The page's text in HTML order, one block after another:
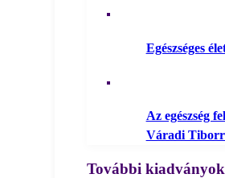
Egészséges
Az egészség
Váradi
További kiadványok